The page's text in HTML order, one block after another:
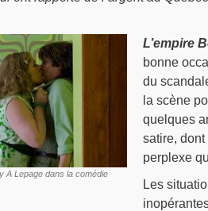
A Lepage dans la comédie
L’empire
bonne
du
la scène
quelques
satire, dont
perplexe
Les